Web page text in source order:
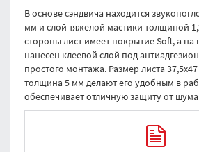
В основе сэндвича находится
мм и слой тяжелой мастики толщиной
стороны лист имеет покрытие Soft, а
нанесен клеевой слой под
простого монтажа. Размер листа
толщина 5 мм делают его удобным в
обеспечивает отличную защиту от